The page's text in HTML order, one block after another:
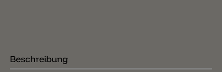
Beschreibung